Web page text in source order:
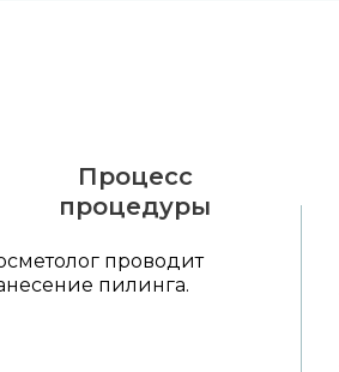
проводит
пилинга.
Процесс
процедуры